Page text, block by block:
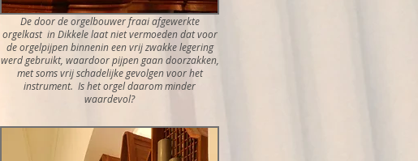
De door de orgelbouwer fraai afgewerkte
orgelkast in Dikkele laat niet vermoeden dat voor
de orgelpijpen binnenin een vrij zwakke legering
werd gebruikt, waardoor pijpen gaan doorzakken,
met soms vrij schadelijke gevolgen voor het
instrument. Is het orgel daarom minder
waardevol?